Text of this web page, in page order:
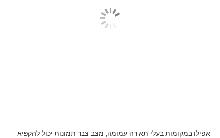
אפילו במקומות בעלי תאורה עמומה, מצב צבר תמונות יכול להקפיא